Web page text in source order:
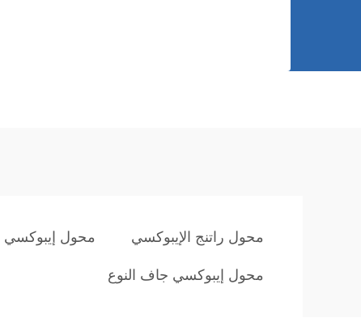
محول راتنج الإيبوكسي محول إيبوكسي
محول إيبوكسي جاف النوع